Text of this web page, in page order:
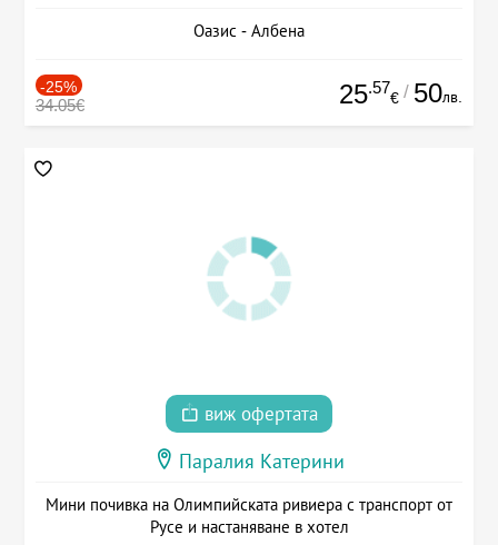
Оазис - Албена
-25%
34.05€ 25.57
€ / 50лв.
виж офертата
Паралия Катерини
Мини почивка на Олимпийската ривиера с транспорт от
Русе и настаняване в хотел